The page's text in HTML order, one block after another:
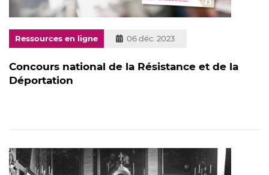
Ressources en ligne
Publié
06 déc. 2023
Concours national de la Résistance et de la
Déportation